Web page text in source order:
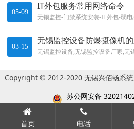
05-09
IT外包服务常用网络命令
03-15
无锡监控设备防爆摄像机
无锡监控设备,无锡监控设备厂家,无
Copyright © 2012-2020 无锡兴佰畅系
苏公网安备
首页 电话